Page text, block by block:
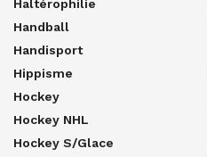
Haltérophilie
Handball
Handisport
Hippisme
Hockey
Hockey NHL
Hockey S/glace